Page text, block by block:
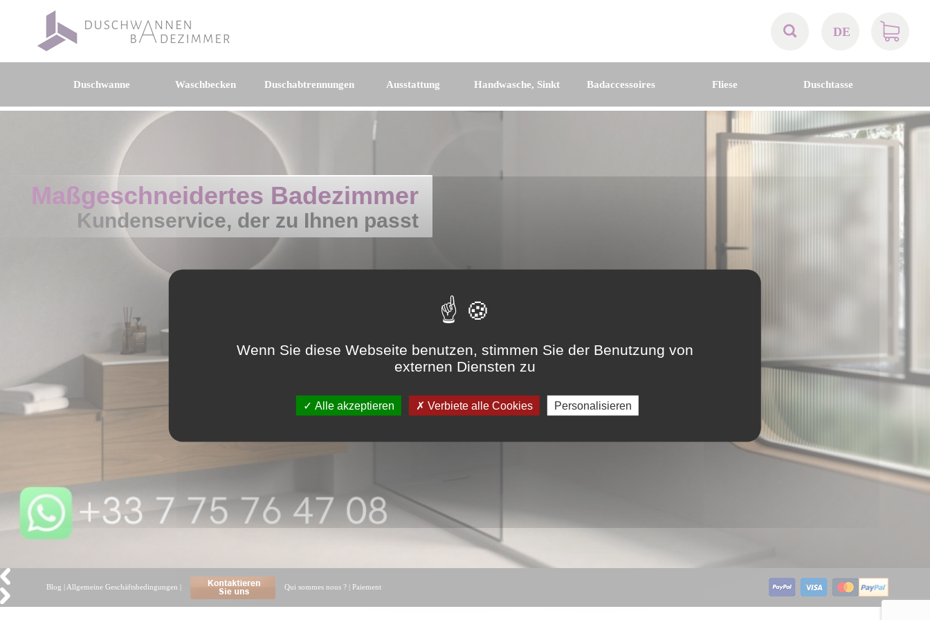
DE
BE
CH
NL
Duschwanne Waschbecken Duschabtrennungen Ausstattung Handwasche, Sinkt Badaccessoires Fliese Duschtasse
Maßgeschneidertes Badezimmer
Kundenservice, der zu Ihnen passt
Blog | Allgemeine Geschäftsbedingungen | Qui sommes nous ? | Paiement
Wenn Sie diese Webseite benutzen, stimmen Sie der Benutzung von
externen Diensten zu
Alle akzeptieren Verbiete alle Cookies Personalisieren